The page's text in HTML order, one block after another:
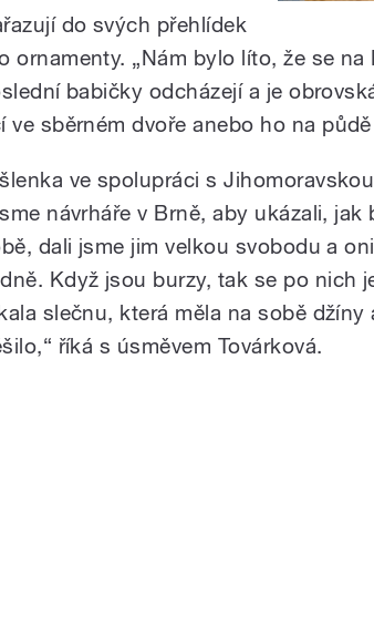
do svých přehlídek
ornamenty. „Nám bylo líto, že se na
babičky odcházejí a je
sběrném dvoře anebo ho na
ve spolupráci s
návrháře v Brně, aby ukázali, jak
dali jsme jim velkou svobodu a
Když jsou burzy, tak se po nich
slečnu, která měla na sobě džíny
říká s úsměvem Továrková.